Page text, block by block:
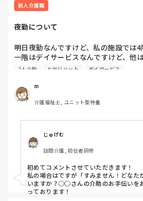
新人介護職
夜勤について
明日夜勤なんですけど、私の施設では
一階はデイサービスなんですけど、他
勤は各フロアに1人で私以外に計４人い
要となったらなんて言えばいいんです
りますけど、、、
2人介助 ヒヤリハット デイサービス
m
介護福祉士, ユニット型特養
じゅげむ
訪問介護, 初任者研修
初めてコメントさせていただきます！
私の場合はですが「すみません！どなた
いますか？○○さんの介助のお手伝いを
っております！